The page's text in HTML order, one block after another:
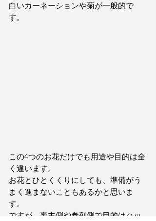
白いカーネーションや菊が一般的で
す。
この4つのお花だけでも用途や目的は全
く違います。
お花とひとくくりにしても、準備がう
まく進まないこともあるかと思いま
す。
ですが、喪主側や参列側で目的はハッ